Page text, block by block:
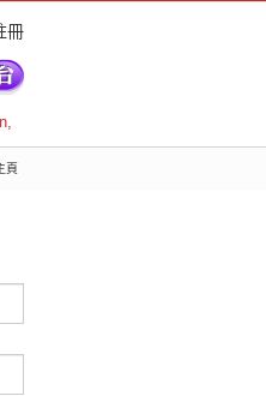
冊
,
頁